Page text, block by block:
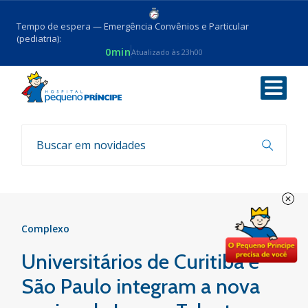
Tempo de espera — Emergência Convênios e Particular
(pediatria):
0minAtualizado às 23h00
Voltar
Notícias
Complexo
Universitários de Curitiba e
São Paulo integram a nova